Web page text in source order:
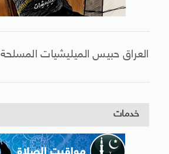
العراق حبيس الميليشيات المسلحة
خدمات